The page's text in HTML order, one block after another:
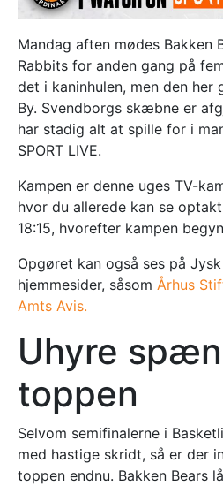
Mandag aften mødes Bakken
Rabbits for anden gang på
det i kaninhulen, men den her
By. Svendborgs skæbne er
har stadig alt at spille for i
SPORT LIVE.
Kampen er denne uges TV-
hvor du allerede kan se
18:15, hvorefter kampen
Opgøret kan også ses på
hjemmesider, såsom Århus
Amts Avis.
Uhyre
toppen
Selvom semifinalerne i
med hastige skridt, så er der
toppen endnu. Bakken Bears